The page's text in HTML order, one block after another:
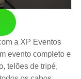
a XP Eventos
evento completo e
telões de tripé,